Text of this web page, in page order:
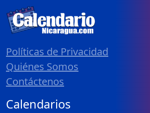
Políticas de Privacidad
Quiénes Somos
Contáctenos
Calendarios